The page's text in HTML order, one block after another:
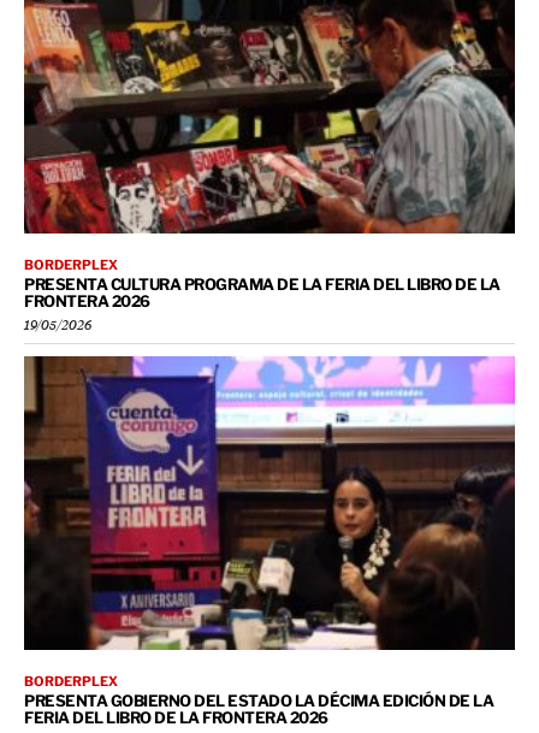
BORDERPLEX
PRESENTA CULTURA PROGRAMA DE LA FERIA DEL LIBRO DE LA
FRONTERA 2026
19/05/2026
BORDERPLEX
PRESENTA GOBIERNO DEL ESTADO LA DÉCIMA EDICIÓN DE LA
FERIA DEL LIBRO DE LA FRONTERA 2026